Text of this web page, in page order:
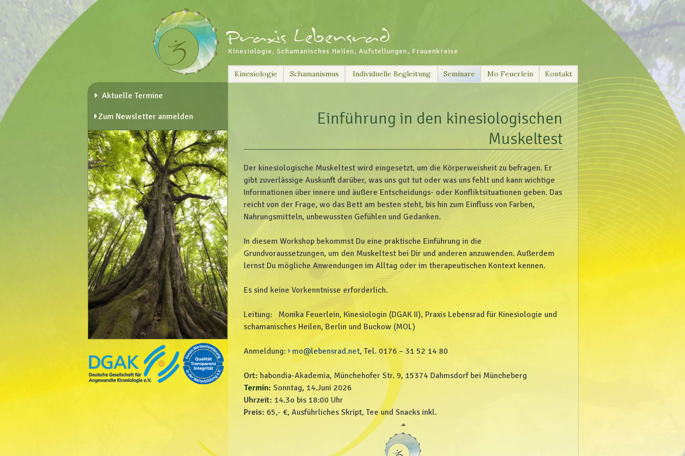
Kinesiologie, Schamanisches Heilen, Aufstellungen, Frauenkreise
Skip
to
Kinesiologie Schamanismus Individuelle Begleitung Seminare Mo Feuerlein Kontakt
Einführung in den kinesiologischen
Muskeltest
Der kinesiologische Muskeltest wird eingesetzt, um die Körperweisheit zu befragen. Er
gibt zuverlässige Auskunft darüber, was uns gut tut oder was uns fehlt und kann wichtige
Informationen über innere und äußere Entscheidungs- oder Konfliktsituationen geben. Das
reicht von der Frage, wo das Bett am besten steht, bis hin zum Einfluss von Farben,
Nahrungsmitteln, unbewussten Gefühlen und Gedanken.
In diesem Workshop bekommst Du eine praktische Einführung in die
Grundvoraussetzungen, um den Muskeltest bei Dir und anderen anzuwenden. Außerdem
lernst Du mögliche Anwendungen im Alltag oder im therapeutischen Kontext kennen.
Es sind keine Vorkenntnisse erforderlich.
Leitung: Monika Feuerlein, Kinesiologin (DGAK II), Praxis Lebensrad für Kinesiologie und
schamanisches Heilen, Berlin und Buckow (MOL)
Anmeldung: mo@lebensrad.net, Tel. 0176 – 31 52 14 80
Ort: habondia-Akademia, Münchehofer Str. 9, 15374 Dahmsdorf bei Müncheberg
Termin: Sonntag, 14.Juni 2026
Uhrzeit: 14.3o bis 18:00 Uhr
Preis: 65,- €, Ausführliches Skript, Tee und Snacks inkl.
Aktuelle Termine
Zum Newsletter anmelden